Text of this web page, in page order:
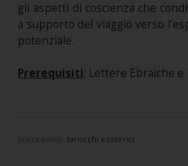
gli aspetti di coscienza che
a supporto del viaggio verso
potenziale.
Prerequisiti: Lettere Ebraiche
precedente: tarocchi esoterici